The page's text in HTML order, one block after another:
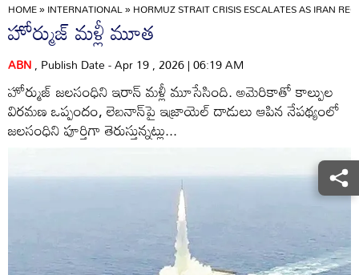
HOME»INTERNATIONAL»HORMUZ STRAIT CRISIS ESCALATES AS IRAN
హోర్ముజ్‌ మళ్లీ మూత
ABN, Publish Date - Apr 19 , 2026 | 06:19 AM
హోర్ముజ్‌ జలసంధిని ఇరాన్‌ మళ్లీ మూసేసింది. అమెరికాతో కాల్పుల
విరమణ ఒప్పందం, లెబనాన్‌పై ఇజ్రాయెల్‌ దాడులు ఆపిన నేపథ్యంలో
జలసంధిని పూర్తిగా తెరుస్తున్నట్లు...